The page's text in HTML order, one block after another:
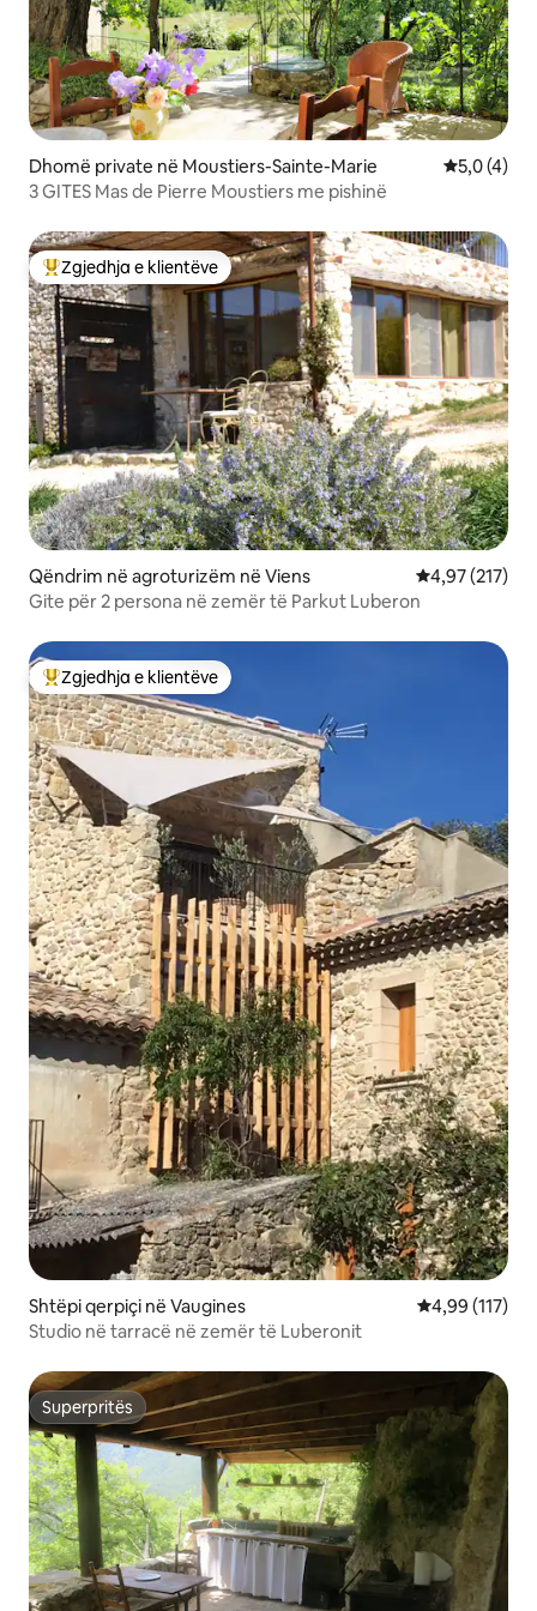
Dhomë private në Moustiers-Sainte-Marie Vlerësimi
5,0 (4)
3 GITES Mas de Pierre Moustiers me pishinë
Më të mirat e zgjedhjeve të klientëve
Zgjedhja e klientëve
Qëndrim në agroturizëm në Viens Vlerësimi
4,97 (217)
Gite për 2 persona në zemër të Parkut Luberon
Më të mirat e zgjedhjeve të klientëve
Zgjedhja e klientëve
Shtëpi qerpiçi në Vaugines Vlerësimi
4,99 (117)
Studio në tarracë në zemër të Luberonit
Superpritës
Superpritës